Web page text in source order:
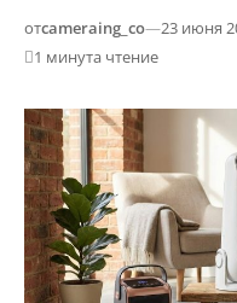
отcameraing_co—23 июня
1 минута чтение